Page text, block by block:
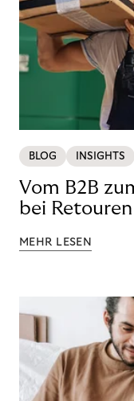
BLOG INSIGHTS
Vom B2B
bei
MEHR LESEN